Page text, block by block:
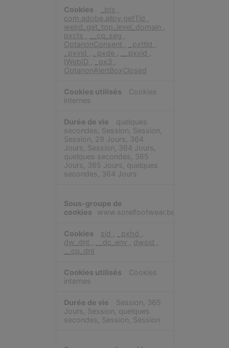
_bts
com.adobe.alloy.getTld
weird_get_top_level_domain
pxcts
__cq_seg
OptanonConsent
_pxttld
_pxvid
_pxde __pxvid
IWebID
_px3
OptanonAlertBoxClosed
Cookies
internes
quelques
secondes, Session, Session,
Session, 29 Jours, 364
Jours, Session, 364 Jours,
quelques secondes, 365
Jours, 365 Jours, quelques
secondes, 364 Jours
www.sorelfootwear.be
sid _pxhd
dw_dnt
__dc_env dwsid
__cq_dnt
Cookies
internes
Session, 365
Jours, Session, quelques
secondes, Session, Session